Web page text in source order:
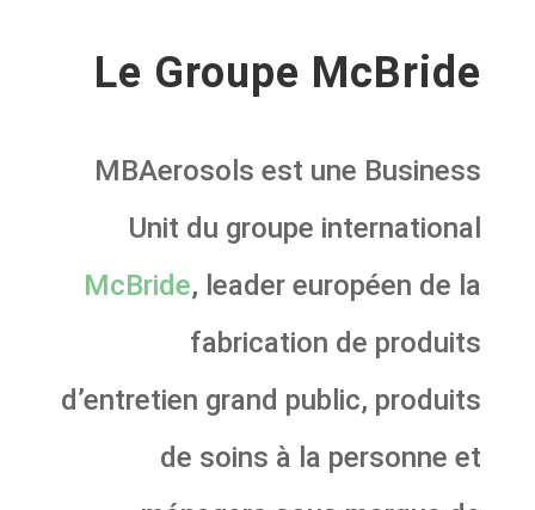
Le Groupe McBride
MBAerosols est une Business
Unit du groupe international
McBride, leader européen de la
fabrication de produits
d’entretien grand public, produits
de soins à la personne et